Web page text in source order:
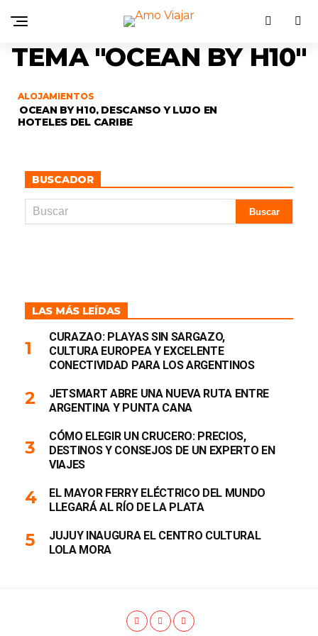
TEMA "OCEAN BY H10"
ALOJAMIENTOS
OCEAN BY H10, DESCANSO Y LUJO EN
HOTELES DEL CARIBE
BUSCADOR
LAS MÁS LEÍDAS
CURAZAO: PLAYAS SIN SARGAZO,
CULTURA EUROPEA Y EXCELENTE
CONECTIVIDAD PARA LOS ARGENTINOS
JETSMART ABRE UNA NUEVA RUTA ENTRE
ARGENTINA Y PUNTA CANA
CÓMO ELEGIR UN CRUCERO: PRECIOS,
DESTINOS Y CONSEJOS DE UN EXPERTO EN
VIAJES
EL MAYOR FERRY ELÉCTRICO DEL MUNDO
LLEGARÁ AL RÍO DE LA PLATA
JUJUY INAUGURA EL CENTRO CULTURAL
LOLA MORA